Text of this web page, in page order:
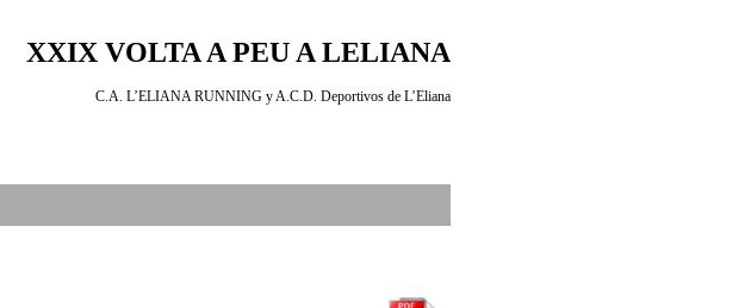
XXIX VOLTA A PEU A LELIANA
C.A. L’ELIANA RUNNING y A.C.D. Deportivos de L’Eliana